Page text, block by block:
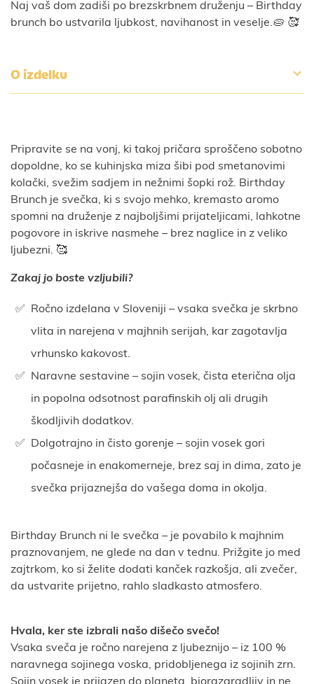
Naj vaš dom zadiši po brezskrbnem druženju – Birthday
brunch bo ustvarila ljubkost, navihanost in veselje.🥧 🥰
O izdelku
Pripravite se na vonj, ki takoj pričara sproščeno sobotno
dopoldne, ko se kuhinjska miza šibi pod smetanovimi
kolački, svežim sadjem in nežnimi šopki rož. Birthday
Brunch je svečka, ki s svojo mehko, kremasto aromo
spomni na druženje z najboljšimi prijateljicami, lahkotne
pogovore in iskrive nasmehe – brez naglice in z veliko
ljubezni. 🥰
Zakaj jo boste vzljubili?
Ročno izdelana v Sloveniji – vsaka svečka je skrbno
vlita in narejena v majhnih serijah, kar zagotavlja
vrhunsko kakovost.
Naravne sestavine – sojin vosek, čista eterična olja
in popolna odsotnost parafinskih olj ali drugih
škodljivih dodatkov.
Dolgotrajno in čisto gorenje – sojin vosek gori
počasneje in enakomerneje, brez saj in dima, zato je
svečka prijaznejša do vašega doma in okolja.
Birthday Brunch ni le svečka – je povabilo k majhnim
praznovanjem, ne glede na dan v tednu. Prižgite jo med
zajtrkom, ko si želite dodati kanček razkošja, ali zvečer,
da ustvarite prijetno, rahlo sladkasto atmosfero.
Hvala, ker ste izbrali našo dišečo svečo!
Vsaka sveča je ročno narejena z ljubeznijo – iz 100 %
naravnega sojinega voska, pridobljenega iz sojinih zrn.